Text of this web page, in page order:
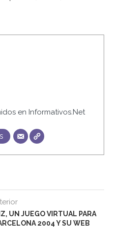
en Informativos.Net
UN JUEGO VIRTUAL PARA
2004 Y SU WEB